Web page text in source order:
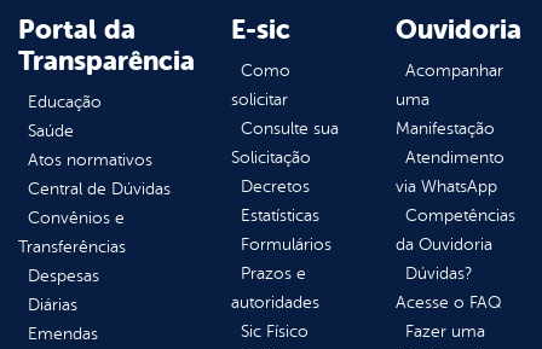
Portal da
Transparência
Educação
Saúde
Atos normativos
Central de Dúvidas
Convênios e
Transferências
Despesas
Diárias
Emendas
E-sic
Como
solicitar
Consulte sua
Solicitação
Decretos
Estatísticas
Formulários
Prazos e
autoridades
Sic Físico
Ouvidoria
Acompanhar
uma
Manifestação
Atendimento
via WhatsApp
Competências
da Ouvidoria
Dúvidas?
Acesse o FAQ
Fazer uma